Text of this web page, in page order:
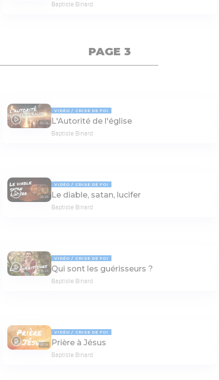
Baptiste Binard
PAGE 3
06:05
VIDÉO CRISE DE FOI
L'Autorité de l'église
Baptiste Binard
09:29
VIDÉO CRISE DE FOI
Le diable, satan, lucifer
Baptiste Binard
15:23
VIDÉO CRISE DE FOI
Qui sont les guérisseurs ?
Baptiste Binard
03:34
VIDÉO CRISE DE FOI
Prière à Jésus
Baptiste Binard